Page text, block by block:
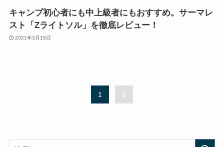
キャンプ初心者にも中上級者にもおすすめ。サーマレ
スト「Zライトソル」を徹底レビュー！
2021年3月15日
1 2